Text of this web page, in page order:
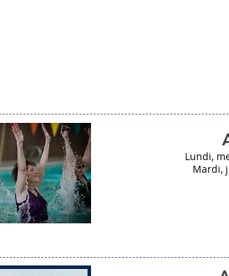
Lundi,
Mardi,